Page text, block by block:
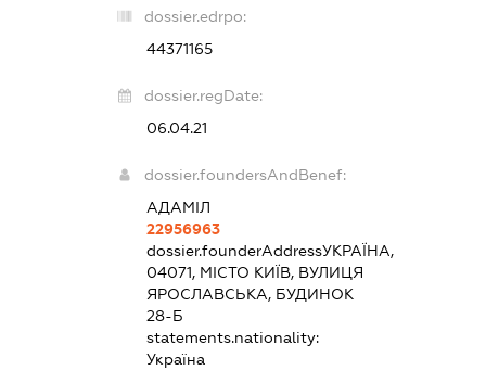
dossier.edrpo:
44371165
dossier.regDate:
06.04.21
dossier.foundersAndBenef:
АДАМІЛ
22956963
dossier.founderAddressУКРАЇНА,
04071, МІСТО КИЇВ, ВУЛИЦЯ
ЯРОСЛАВСЬКА, БУДИНОК
28-Б
statements.nationality:
Україна